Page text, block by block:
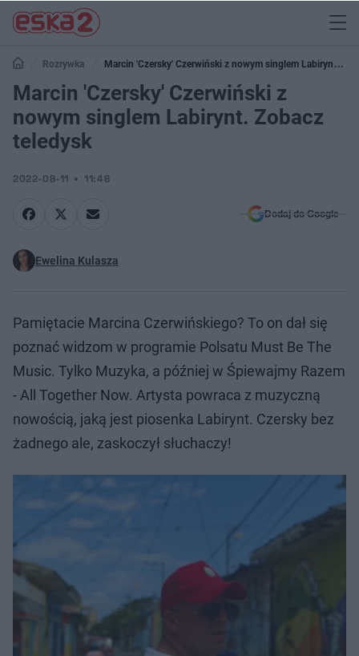
Rozrywka
Marcin 'Czersky' Czerwiński z nowym singlem Labirynt.
Zobacz teledysk
Marcin 'Czersky' Czerwiński z
nowym singlem Labirynt. Zobacz
teledysk
2022-08-11 11:48
Dodaj do Google
Ewelina Kulasza
Pamiętacie Marcina Czerwińskiego? To on dał się
poznać widzom w programie Polsatu Must Be The
Music. Tylko Muzyka, a później w Śpiewajmy Razem
- All Together Now. Artysta powraca z muzyczną
nowością, jaką jest piosenka Labirynt. Czersky bez
żadnego ale, zaskoczył słuchaczy!